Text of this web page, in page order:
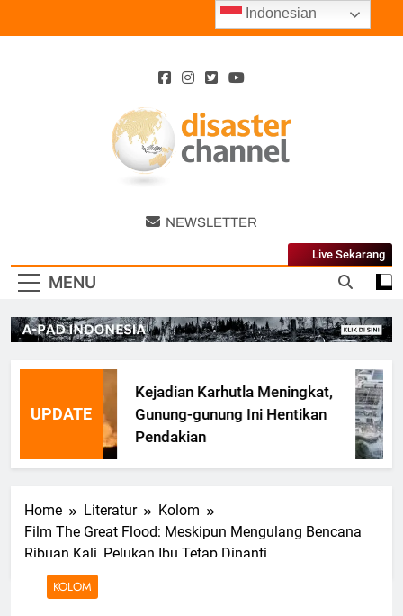
Disaster
Channel
NEWSLETTER
MENU
Live Sekarang
UPDATE
Kejadian Karhutla Meningkat,
Gunung-gunung Ini Hentikan
Pendakian
Home Literatur
Kolom
Film The Great Flood: Meskipun Mengulang Bencana
Ribuan Kali, Pelukan Ibu Tetap Dinanti
KOLOM
Indonesian